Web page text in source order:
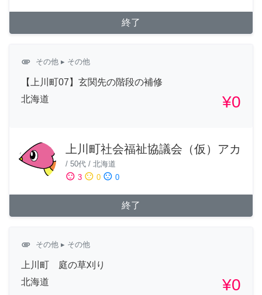
終了
attachment その他 ▸ その他
【上川町07】玄関先の階段の補修
北海道
¥0
上川町社会福祉協議会（仮）アカ
/ 50代 / 北海道
sentiment_satisfied 3 sentiment_neutral 0 sentiment_dissatisfied 0
終了
attachment その他 ▸ その他
上川町 庭の草刈り
北海道
¥0